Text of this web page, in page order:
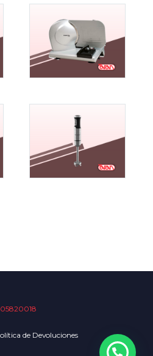
de Devoluciones